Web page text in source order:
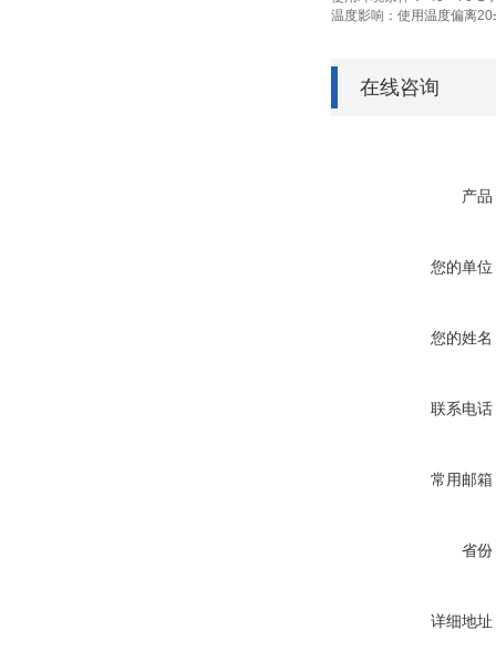
温度影响：使用温度偏离
在线咨询
产品
您的单位
您的姓名
联系电话
常用邮箱
省份
详细地址